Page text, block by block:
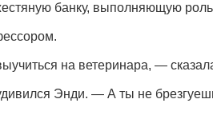
банку, выполняющую
на ветеринара, —
Энди. — А ты не